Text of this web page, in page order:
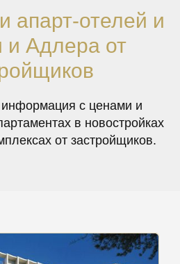
апарт-отелей и
и Адлера от
информация с ценами и
в новостройках
от застройщиков.